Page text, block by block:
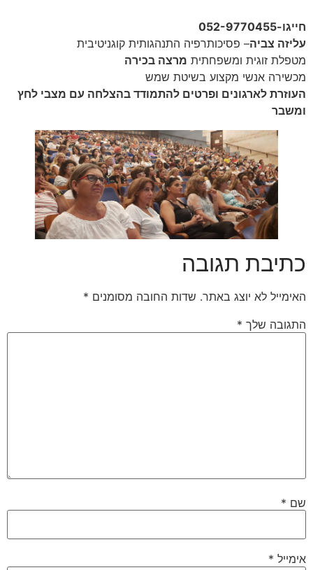
חייגו-052-9770455
עליזה צביה– פסיכותרפיה התנהגותית קוגניטיבית
מטפלת זוגית ומשפחתית מרצה בכירה
מכשירה אנשי מקצוע בשיטת שמש
העוזרת לארגונים ופרטים להתמודד בהצלחה עם מצבי לחץ
ומשבר
כתיבת תגובה
האימייל לא יוצג באתר. שדות החובה מסומנים *
התגובה שלך *
שם *
אימייל *